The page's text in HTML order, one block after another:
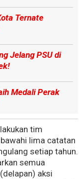
Ternate
Jelang PSU di
Medali Perak
tim
lima catatan
setiap tahun.
semua
aksi